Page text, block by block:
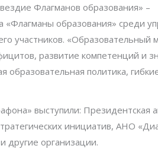
Флагманов образования» –
образования» среди
участников. «Образовательный
развитие компетенций и
образовательная политика,
выступили: Президентская
инициатив, АНО
другие организации.